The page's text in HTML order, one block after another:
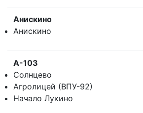
Анискино
Анискино
А-103
Солнцево
Агролицей (ВПУ-92)
Начало Лукино